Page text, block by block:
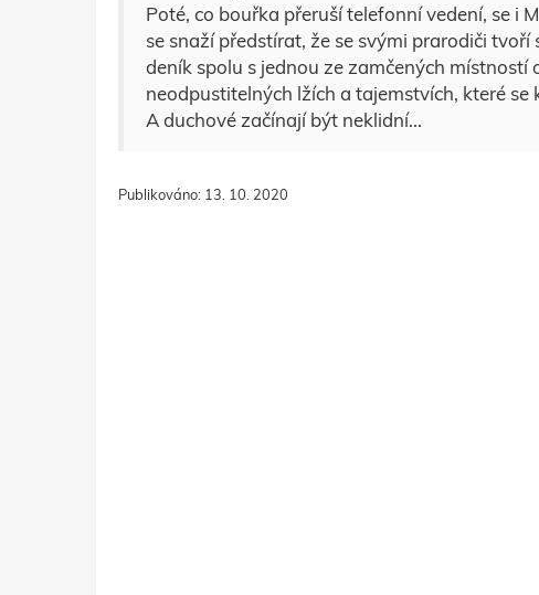
Poté, co bouřka přeruší telefonní vedení, se i
se snaží předstírat, že se svými prarodiči
deník spolu s jednou ze zamčených
neodpustitelných lžích a tajemstvích, které
A duchové začínají být neklidní...
Publikováno: 13. 10. 2020